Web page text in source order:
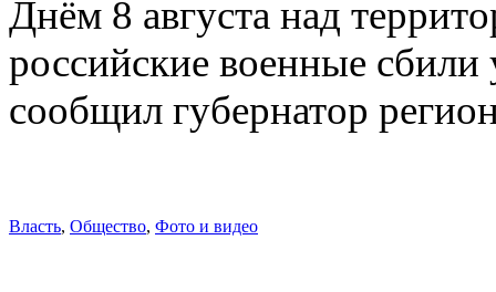
Днём 8 августа над
российские военные
сообщил губернатор
Власть, Общество, Фото и видео